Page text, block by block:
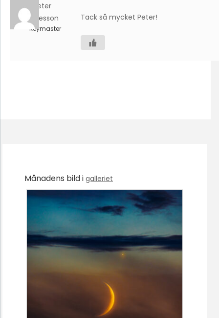
Peter
Folkesson
Keymaster
Tack så mycket Peter!
Månadens bild i galleriet